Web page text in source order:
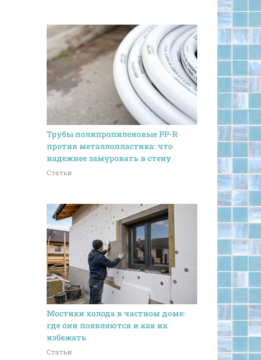
Трубы полипропиленовые PP-R
против металлопластика: что
надежнее замуровать в стену
Статьи
Мостики холода в частном доме:
где они появляются и как их
избежать
Статьи